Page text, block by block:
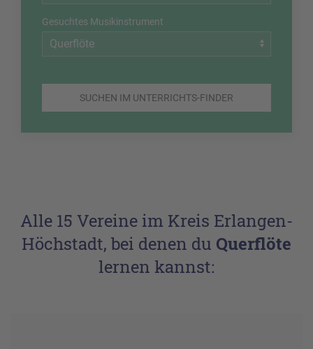
Gesuchtes Musikinstrument
SUCHEN IM UNTERRICHTS-FINDER
Alle 15 Vereine im Kreis Erlangen-
Höchstadt, bei denen du Querflöte
lernen kannst: